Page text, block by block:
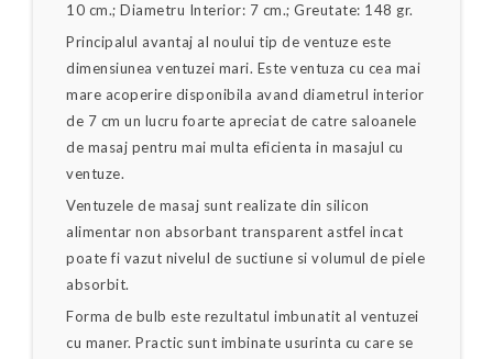
10 cm.; Diametru Interior: 7 cm.; Greutate: 148 gr.
Principalul avantaj al noului tip de ventuze este
dimensiunea ventuzei mari. Este ventuza cu cea mai
mare acoperire disponibila avand diametrul interior
de 7 cm un lucru foarte apreciat de catre saloanele
de masaj pentru mai multa eficienta in masajul cu
ventuze.
Ventuzele de masaj sunt realizate din silicon
alimentar non absorbant transparent astfel incat
poate fi vazut nivelul de suctiune si volumul de piele
absorbit.
Forma de bulb este rezultatul imbunatit al ventuzei
cu maner. Practic sunt imbinate usurinta cu care se